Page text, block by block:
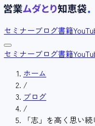
セミナーブログ書籍
セミナーブログ書籍
ホーム
/
ブログ
/
「志」を高く思い